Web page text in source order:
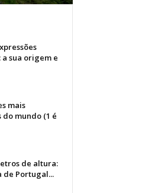
sua origem e
mais
do mundo (1 é
de altura:
de Portugal...